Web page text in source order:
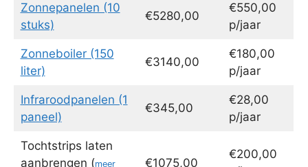
Zonnepanelen (10
stuks)
€5280,00
€550,00
p/jaar
Zonneboiler (150
liter)
€3140,00
€180,00
p/jaar
Infraroodpanelen (1
paneel)
€345,00
€28,00
p/jaar
Tochtstrips laten
aanbrengen (meer
€1075,00
€200,00